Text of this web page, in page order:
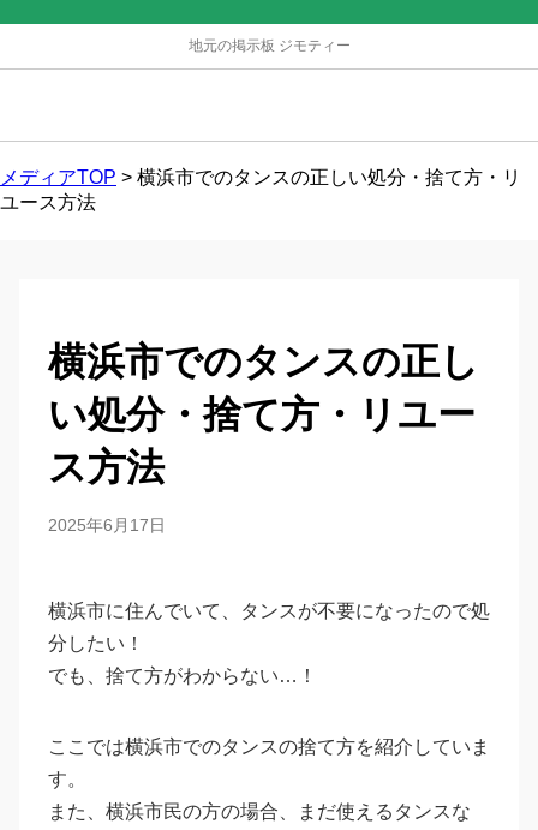
地元の掲示板 ジモティー
メディアTOP > 横浜市でのタンスの正しい処分・捨て方・リ
ユース方法
横浜市でのタンスの正し
い処分・捨て方・リユー
ス方法
2025年6月17日
横浜市に住んでいて、タンスが不要になったので処
分したい！
でも、捨て方がわからない…！
ここでは横浜市でのタンスの捨て方を紹介していま
す。
また、横浜市民の方の場合、まだ使えるタンスな